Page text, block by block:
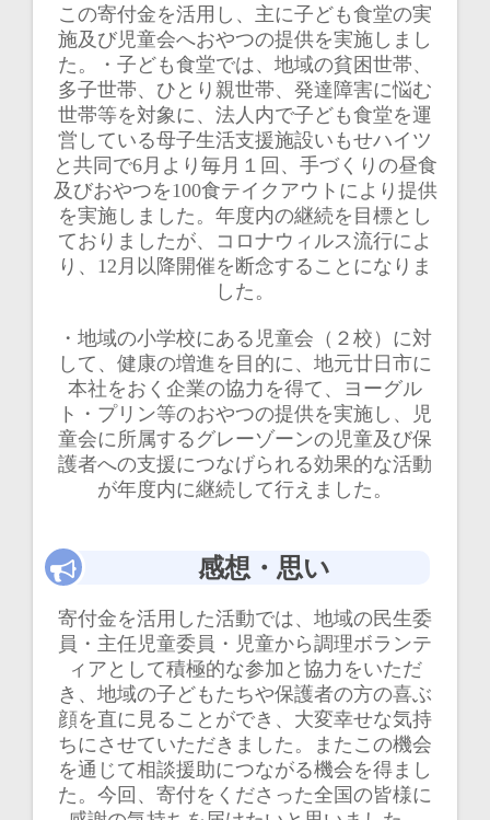
この寄付金を活用し、主に子ども食堂の実
施及び児童会へおやつの提供を実施しまし
た。・子ども食堂では、地域の貧困世帯、
多子世帯、ひとり親世帯、発達障害に悩む
世帯等を対象に、法人内で子ども食堂を運
営している母子生活支援施設いもせハイツ
と共同で6月より毎月１回、手づくりの昼食
及びおやつを100食テイクアウトにより提供
を実施しました。年度内の継続を目標とし
ておりましたが、コロナウィルス流行によ
り、12月以降開催を断念することになりま
した。
・地域の小学校にある児童会（２校）に対
して、健康の増進を目的に、地元廿日市に
本社をおく企業の協力を得て、ヨーグル
ト・プリン等のおやつの提供を実施し、児
童会に所属するグレーゾーンの児童及び保
護者への支援につなげられる効果的な活動
が年度内に継続して行えました。
感想・思い
寄付金を活用した活動では、地域の民生委
員・主任児童委員・児童から調理ボランテ
ィアとして積極的な参加と協力をいただ
き、地域の子どもたちや保護者の方の喜ぶ
顔を直に見ることができ、大変幸せな気持
ちにさせていただきました。またこの機会
を通じて相談援助につながる機会を得まし
た。今回、寄付をくださった全国の皆様に